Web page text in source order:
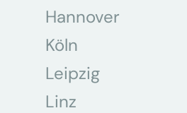
Hannover
Köln
Leipzig
Linz